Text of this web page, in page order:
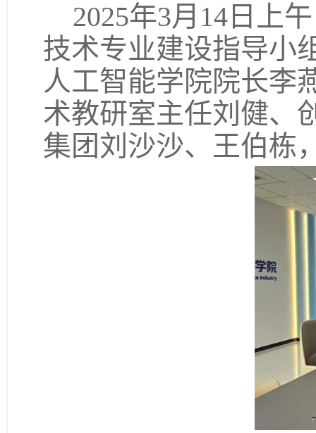
2025年3月14日上
技术专业建设指导小
人工智能学院院长李
术教研室主任刘健、
集团刘沙沙、王伯栋